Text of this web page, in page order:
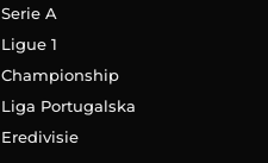
Serie A
Ligue 1
Championship
Liga Portugalska
Eredivisie